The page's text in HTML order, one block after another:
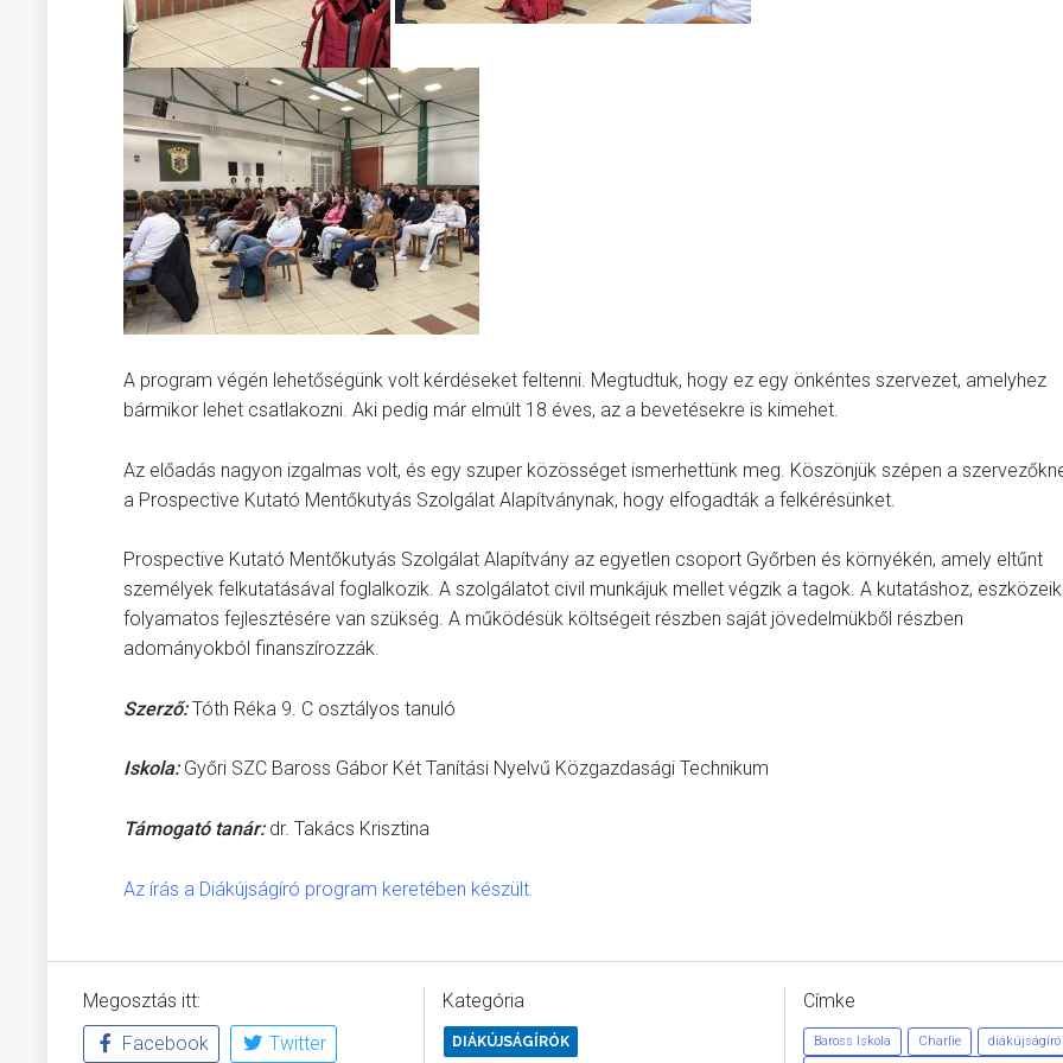
A program végén lehetőségünk volt kérdéseket feltenni. Megtudtuk, hogy ez egy önkéntes szervezet, amelyhez
bármikor lehet csatlakozni. Aki pedig már elmúlt 18 éves, az a bevetésekre is kimehet.
Az előadás nagyon izgalmas volt, és egy szuper közösséget ismerhettünk meg. Köszönjük szépen a
a Prospective Kutató Mentőkutyás Szolgálat Alapítványnak, hogy elfogadták a felkérésünket.
Prospective Kutató Mentőkutyás Szolgálat Alapítvány az egyetlen csoport Győrben és környékén, amely eltűnt
személyek felkutatásával foglalkozik. A szolgálatot civil munkájuk mellet végzik a tagok. A kutatáshoz, eszközeik
folyamatos fejlesztésére van szükség. A működésük költségeit részben saját jövedelmükből részben
adományokból finanszírozzák.
Szerző:Tóth Réka 9. C osztályos tanuló
Iskola:Győri SZC Baross Gábor Két Tanítási Nyelvű Közgazdasági Technikum
Támogató tanár:dr. Takács Krisztina
Az írás a Diákújságíró program keretében készült.
Megosztás itt:
Facebook
Twitter
Kategória
DIÁKÚJSÁGÍRÓK
Címke
Baross Iskola Charlie
diákújságíró